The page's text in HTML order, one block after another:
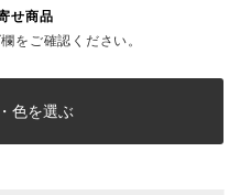
せ商品
をご確認ください。
色を選ぶ